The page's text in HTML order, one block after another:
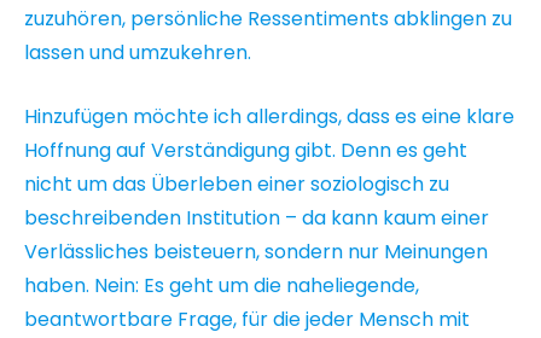
zuzuhören, persönliche Ressentiments abklingen zu
lassen und umzukehren.
Hinzufügen möchte ich allerdings, dass es eine klare
Hoffnung auf Verständigung gibt. Denn es geht
nicht um das Überleben einer soziologisch zu
beschreibenden Institution – da kann kaum einer
Verlässliches beisteuern, sondern nur Meinungen
haben. Nein: Es geht um die naheliegende,
beantwortbare Frage, für die jeder Mensch mit